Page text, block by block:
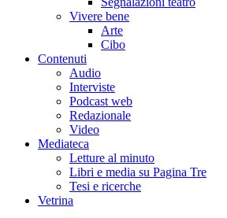
Vivere bene
Arte
Cibo
Contenuti
Audio
Interviste
Podcast web
Redazionale
Video
Mediateca
Letture al minuto
Libri e media su Pagina Tre
Tesi e ricerche
Vetrina